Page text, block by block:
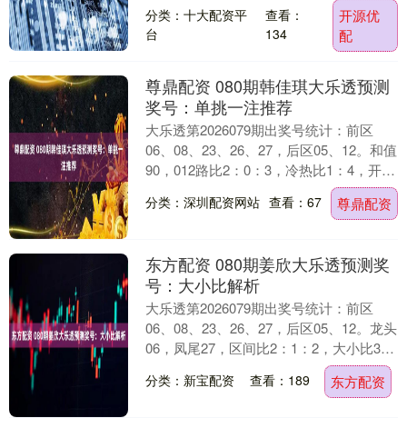
分类：十大配资平
台
查看：
134
开源优
配
尊鼎配资 080期韩佳琪大乐透预测
奖号：单挑一注推荐
大乐透第2026079期出奖号统计：前区
06、08、23、26、27，后区05、12。和值
90，012路比2：0：3，冷热比1：4，开出
分类：深圳配资网站 查看：67 尊鼎配资
东方配资 080期姜欣大乐透预测奖
号：大小比解析
大乐透第2026079期出奖号统计：前区
06、08、23、26、27，后区05、12。龙头
06，凤尾27，区间比2：1：2，大小比3：
分类：新宝配资 查看：189 东方配资